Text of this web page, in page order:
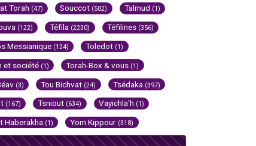
Torah (47) Souccot (502) Talmud (1)
(122) Téfila (2230) Téfilines (356)
Messianique (124) Toledot (1)
et société (1) Torah-Box & vous (1)
(3) Tou Bichvat (24) Tsédaka (397)
(167) Tsniout (634) Vayichla'h (1)
Haberakha (1) Yom Kippour (318)